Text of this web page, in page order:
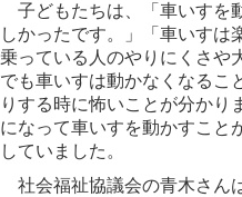
子どもたちは、「車いすを
しかったです。」「車いすは
乗っている人のやりにくさや
でも車いすは動かなくなるこ
りする時に怖いことが分かり
になって車いすを動かすこと
していました。
社会福祉協議会の青木さん